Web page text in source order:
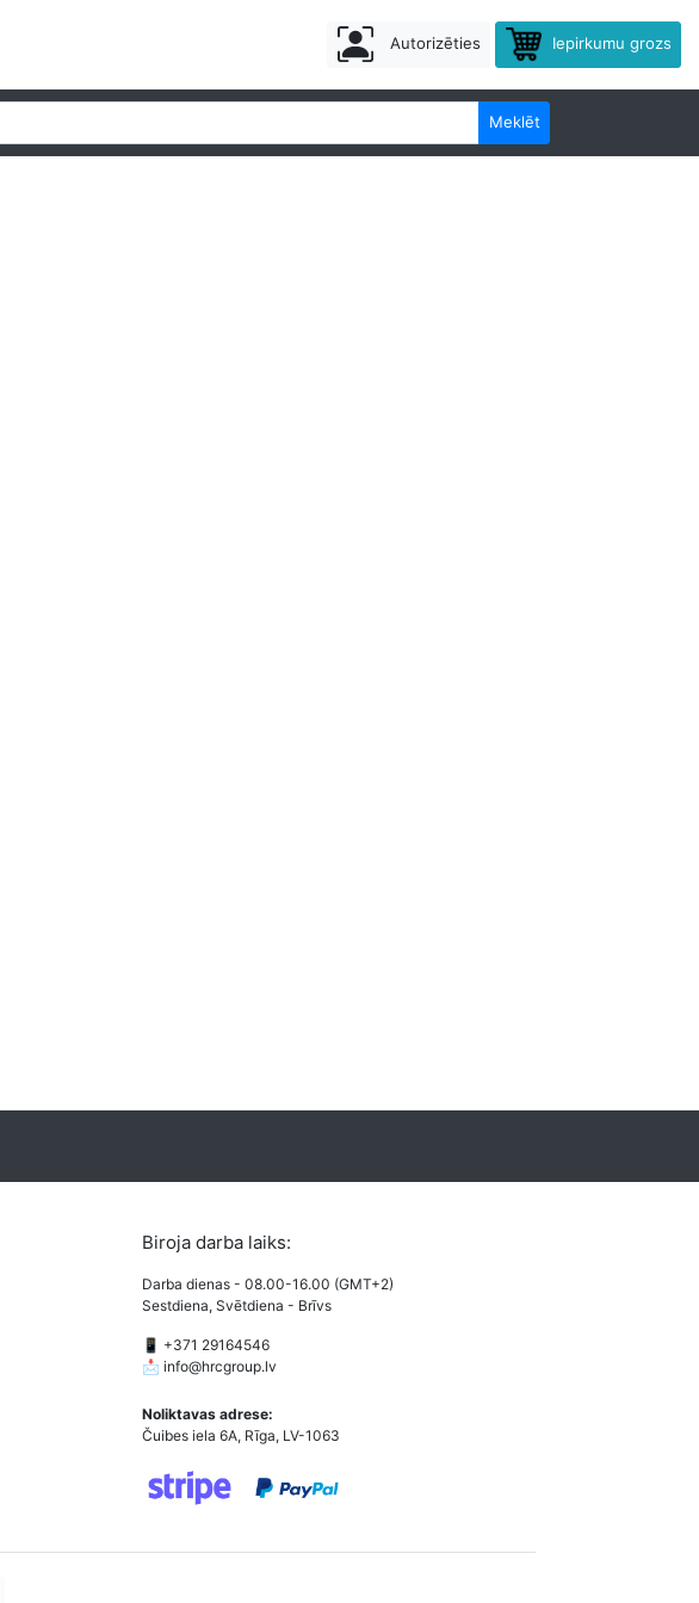
Autorizēties Iepirkumu grozs
Meklēt
Biroja darba laiks:
Darba dienas - 08.00-16.00 (GMT+2)
Sestdiena, Svētdiena - Brīvs
📱 +371 29164546
📩 info@hrcgroup.lv
Noliktavas adrese:
Čuibes iela 6A, Rīga, LV-1063